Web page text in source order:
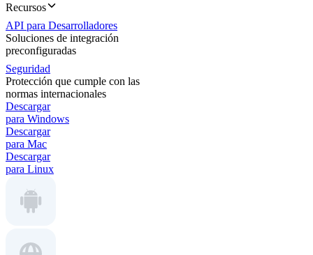
Recursos
API para Desarrolladores
Soluciones de integración
preconfiguradas
Seguridad
Protección que cumple con las
normas internacionales
Descargar
para Windows
Descargar
para Mac
Descargar
para Linux